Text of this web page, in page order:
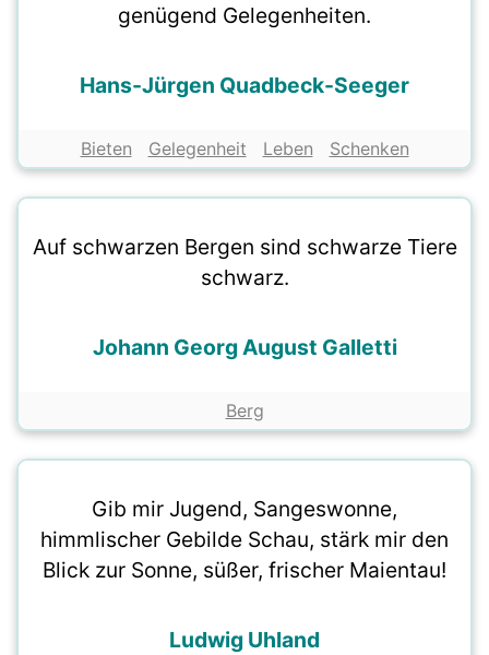
genügend Gelegenheiten.
Hans-Jürgen Quadbeck-Seeger
Bieten Gelegenheit Leben Schenken
Auf schwarzen Bergen sind schwarze Tiere
schwarz.
Johann Georg August Galletti
Berg
Gib mir Jugend, Sangeswonne,
himmlischer Gebilde Schau, stärk mir den
Blick zur Sonne, süßer, frischer Maientau!
Ludwig Uhland